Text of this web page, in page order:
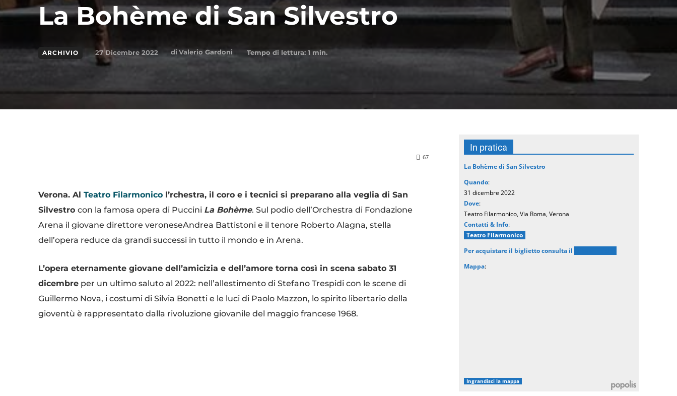
La Bohème di San Silvestro
ARCHIVIO 27 Dicembre 2022 di Valerio Gardoni Tempo di lettura:1min.
67
Verona. Al Teatro Filarmonico l’rchestra, il coro e i tecnici si preparano alla veglia di San
Silvestro con la famosa opera di Puccini La Bohème. Sul podio dell’Orchestra di Fondazione
Arena il giovane direttore veroneseAndrea Battistoni e il tenore Roberto Alagna, stella
dell’opera reduce da grandi successi in tutto il mondo e in Arena.
L’opera eternamente giovane dell’amicizia e dell’amore torna così in scena sabato 31
dicembre per un ultimo saluto al 2022: nell’allestimento di Stefano Trespidi con le scene di
Guillermo Nova, i costumi di Silvia Bonetti e le luci di Paolo Mazzon, lo spirito libertario della
gioventù è rappresentato dalla rivoluzione giovanile del maggio francese 1968.
In pratica
La Bohème di San Silvestro
Quando:
31 dicembre 2022
Dove:
Teatro Filarmonico, Via Roma, Verona
Contatti & Info:
Teatro Filarmonico
Per acquistare il biglietto consulta il
Mappa:
Ingrandisci la mappa